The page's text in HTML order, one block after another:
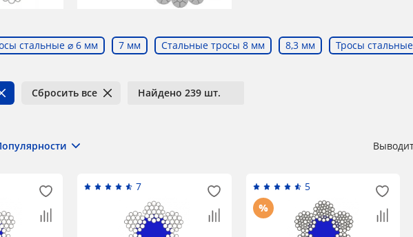
стальные ⌀ 6 мм 7 мм Стальные тросы 8 мм 8,3 мм Тросы
Сбросить все Найдено 239 шт.
7 5